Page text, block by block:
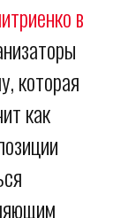
в
которая
как